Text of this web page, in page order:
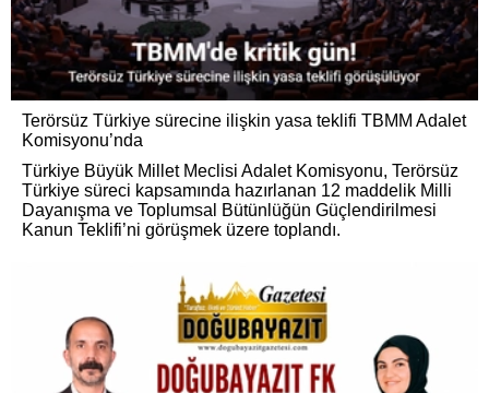
Terörsüz Türkiye sürecine ilişkin yasa teklifi TBMM Adalet
Komisyonu’nda
Türkiye Büyük Millet Meclisi Adalet Komisyonu, Terörsüz
Türkiye süreci kapsamında hazırlanan 12 maddelik Milli
Dayanışma ve Toplumsal Bütünlüğün Güçlendirilmesi
Kanun Teklifi’ni görüşmek üzere toplandı.